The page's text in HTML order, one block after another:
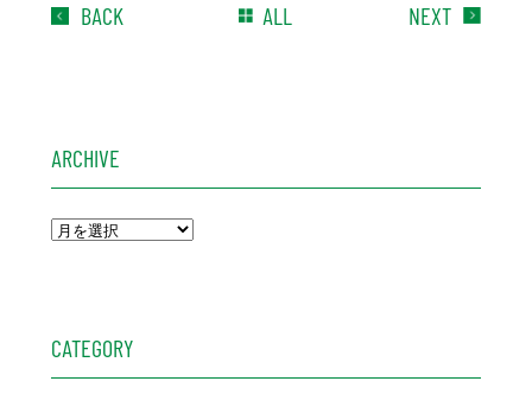
BACK ALL NEXT
ARCHIVE
CATEGORY